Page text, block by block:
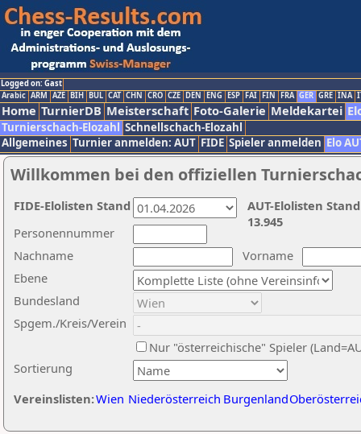
Logged on: Gast
Arabic ARM AZE BIH BUL CAT CHN CRO CZE DEN ENG ESP FAI FIN FRA GER GRE INA
Home TurnierDB Meisterschaft Foto-Galerie Meldekartei
Turnierschach-Elozahl Schnellschach-Elozahl
Allgemeines Turnier anmelden: AUT FIDE Spieler anmelden Elo
Willkommen bei den offiziellen
Nachname
Vorname
Ebene
Sortierung
Personennummer
Bundesland
Spgem./Kreis/Verein
Nur "österreichische" Spieler
Vereinslisten:Wien Niederösterreich Burgenland
AUT-Elolisten
13.945
FIDE-Elolisten Stand